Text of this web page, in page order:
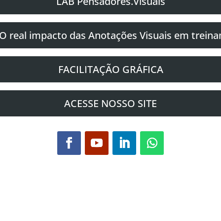
real impacto das Anotações Visuais em
FACILITAÇÃO GRÁFICA
ACESSE NOSSO SITE